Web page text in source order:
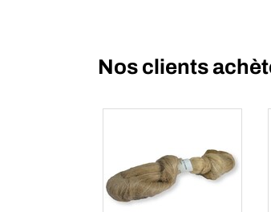
Nos clients